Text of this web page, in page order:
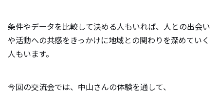
条件やデータを比較して決める人もいれば、人との出会い
や活動への共感をきっかけに地域との関わりを深めていく
人もいます。
今回の交流会では、中山さんの体験を通して、